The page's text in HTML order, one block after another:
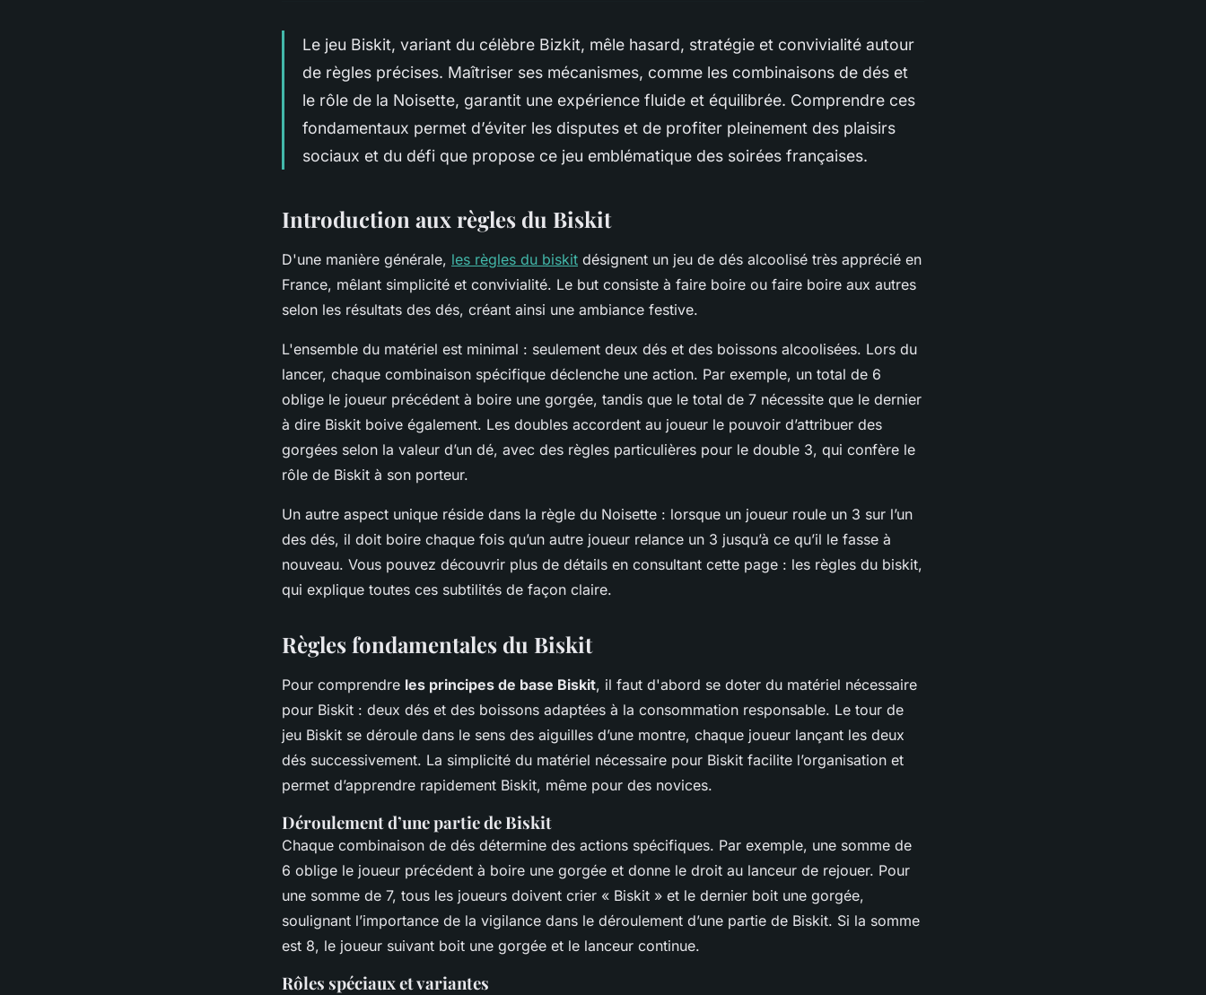
Le jeu Biskit, variant du célèbre Bizkit, mêle hasard, stratégie et convivialité autour
de règles précises. Maîtriser ses mécanismes, comme les combinaisons de dés et
le rôle de la Noisette, garantit une expérience fluide et équilibrée. Comprendre ces
fondamentaux permet d’éviter les disputes et de profiter pleinement des plaisirs
sociaux et du défi que propose ce jeu emblématique des soirées françaises.
Introduction aux règles du Biskit
D'une manière générale, les règles du biskit désignent un jeu de dés alcoolisé très apprécié en
France, mêlant simplicité et convivialité. Le but consiste à faire boire ou faire boire aux autres
selon les résultats des dés, créant ainsi une ambiance festive.
L'ensemble du matériel est minimal : seulement deux dés et des boissons alcoolisées. Lors du
lancer, chaque combinaison spécifique déclenche une action. Par exemple, un total de 6
oblige le joueur précédent à boire une gorgée, tandis que le total de 7 nécessite que le dernier
à dire Biskit boive également. Les doubles accordent au joueur le pouvoir d’attribuer des
gorgées selon la valeur d’un dé, avec des règles particulières pour le double 3, qui confère le
rôle de Biskit à son porteur.
Un autre aspect unique réside dans la règle du Noisette : lorsque un joueur roule un 3 sur l’un
des dés, il doit boire chaque fois qu’un autre joueur relance un 3 jusqu’à ce qu’il le fasse à
nouveau. Vous pouvez découvrir plus de détails en consultant cette page : les règles du biskit,
qui explique toutes ces subtilités de façon claire.
Règles fondamentales du Biskit
Pour comprendre les principes de base Biskit, il faut d'abord se doter du matériel nécessaire
pour Biskit : deux dés et des boissons adaptées à la consommation responsable. Le tour de
jeu Biskit se déroule dans le sens des aiguilles d’une montre, chaque joueur lançant les deux
dés successivement. La simplicité du matériel nécessaire pour Biskit facilite l’organisation et
permet d’apprendre rapidement Biskit, même pour des novices.
Déroulement d’une partie de Biskit
Chaque combinaison de dés détermine des actions spécifiques. Par exemple, une somme de
6 oblige le joueur précédent à boire une gorgée et donne le droit au lanceur de rejouer. Pour
une somme de 7, tous les joueurs doivent crier « Biskit » et le dernier boit une gorgée,
soulignant l’importance de la vigilance dans le déroulement d’une partie de Biskit. Si la somme
est 8, le joueur suivant boit une gorgée et le lanceur continue.
Rôles spéciaux et variantes